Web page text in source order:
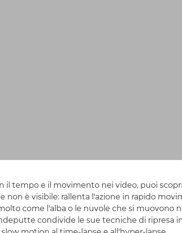
il tempo e il movimento nei video, puoi
non è visibile: rallenta l'azione in rapido
come l'alba o le nuvole che si muovono
condivide le sue tecniche di ripresa